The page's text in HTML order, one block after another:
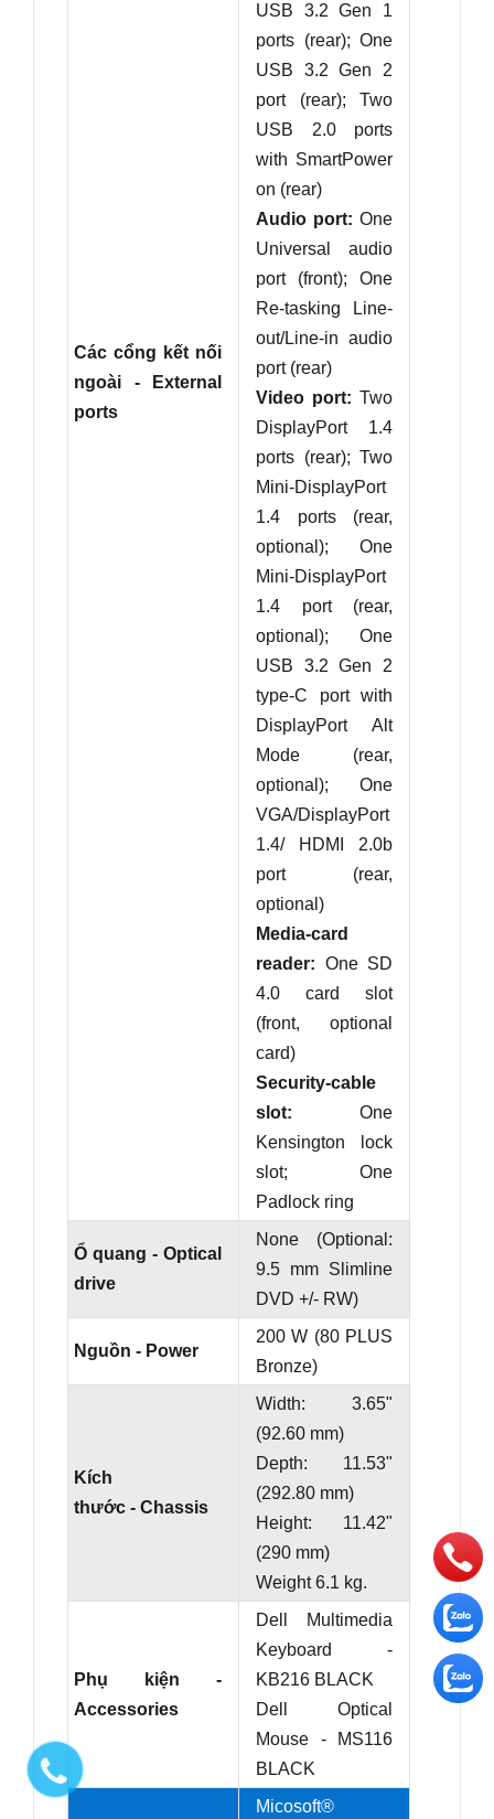
Các cổng kết nối
ngoài - External
ports
USB 3.2 Gen 1
ports (rear); One
USB 3.2 Gen 2
port (rear); Two
USB 2.0 ports
with SmartPower
on (rear)
Audio port: One
Universal audio
port (front); One
Re-tasking Line-
out/Line-in audio
port (rear)
Video port: Two
DisplayPort 1.4
ports (rear); Two
Mini-DisplayPort
1.4 ports (rear,
optional); One
Mini-DisplayPort
1.4 port (rear,
optional); One
USB 3.2 Gen 2
type-C port with
DisplayPort Alt
Mode (rear,
optional); One
VGA/DisplayPort
1.4/ HDMI 2.0b
port (rear,
optional)
Media-card
reader: One SD
4.0 card slot
(front, optional
card)
Security-cable
slot: One
Kensington lock
slot; One
Padlock ring
Ổ quang - Optical
drive
None (Optional:
9.5 mm Slimline
DVD +/- RW)
Nguồn - Power
200 W (80 PLUS
Bronze)
Kích
thước - Chassis
Width: 3.65"
(92.60 mm)
Depth: 11.53"
(292.80 mm)
Height: 11.42"
(290 mm)
Weight 6.1 kg.
Phụ kiện -
Accessories
Dell Multimedia
Keyboard -
KB216 BLACK
Dell Optical
Mouse - MS116
BLACK
Micosoft®